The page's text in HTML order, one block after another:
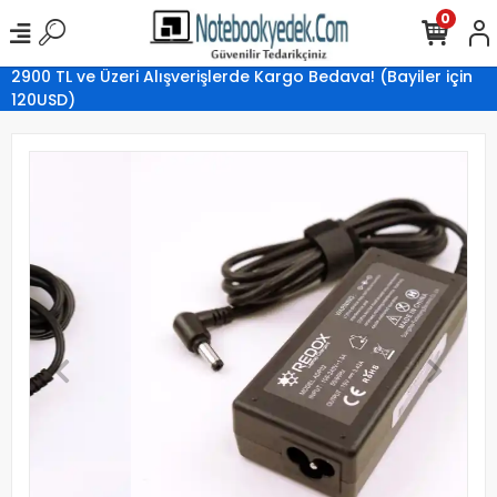
2900 TL ve Üzeri Alışverişlerde Kargo Bedava! (Bayiler için
120USD)
0